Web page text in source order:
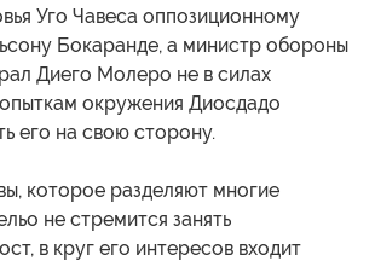
Уго Чавеса оппозиционному
Бокаранде, а министр обороны
Диего Молеро не в силах
окружения Диосдадо
его на свою сторону.
которое разделяют многие
не стремится занять
в круг его интересов входит